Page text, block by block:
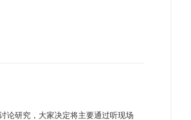
论研究，大家决定将主要通过听现场